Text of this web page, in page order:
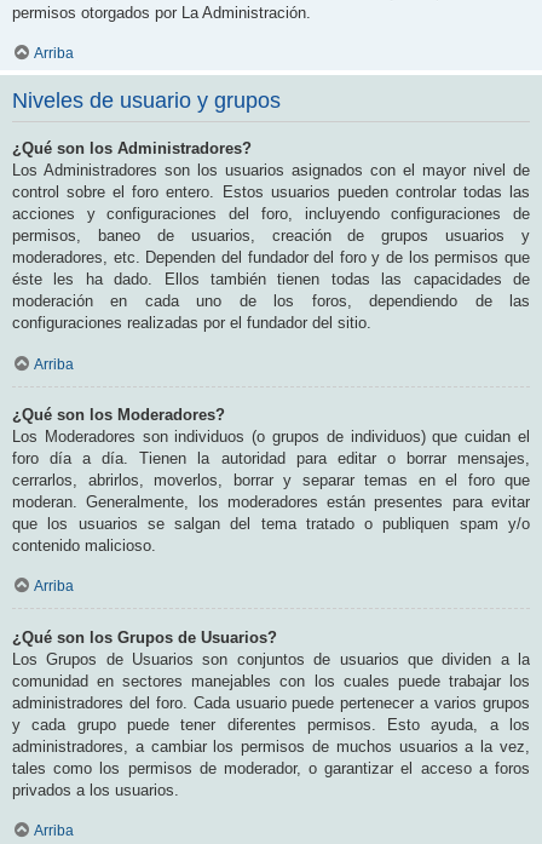
permisos otorgados por La Administración.
Arriba
Niveles de usuario y grupos
¿Qué son los Administradores?
Los Administradores son los usuarios asignados con el mayor nivel de
control sobre el foro entero. Estos usuarios pueden controlar todas las
acciones y configuraciones del foro, incluyendo configuraciones de
permisos, baneo de usuarios, creación de grupos usuarios y
moderadores, etc. Dependen del fundador del foro y de los permisos que
éste les ha dado. Ellos también tienen todas las capacidades de
moderación en cada uno de los foros, dependiendo de las
configuraciones realizadas por el fundador del sitio.
Arriba
¿Qué son los Moderadores?
Los Moderadores son individuos (o grupos de individuos) que cuidan el
foro día a día. Tienen la autoridad para editar o borrar mensajes,
cerrarlos, abrirlos, moverlos, borrar y separar temas en el foro que
moderan. Generalmente, los moderadores están presentes para evitar
que los usuarios se salgan del tema tratado o publiquen spam y/o
contenido malicioso.
Arriba
¿Qué son los Grupos de Usuarios?
Los Grupos de Usuarios son conjuntos de usuarios que dividen a la
comunidad en sectores manejables con los cuales puede trabajar los
administradores del foro. Cada usuario puede pertenecer a varios grupos
y cada grupo puede tener diferentes permisos. Esto ayuda, a los
administradores, a cambiar los permisos de muchos usuarios a la vez,
tales como los permisos de moderador, o garantizar el acceso a foros
privados a los usuarios.
Arriba